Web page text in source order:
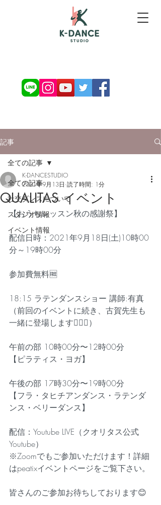
記事
全ての記事
社交ダンスについて
スタジオ情報
イベント情報
全ての記事
QUALITAS イベント
K-DANCESTUDIO
2021年9月13日 読了時間: 1分
【おうちレッスン秋の感謝祭】
配信日時：2021年9月18日(土)10時00
分～19時00分
参加費無料🆓
18:15 ラテンダンスショー 講師:有真
（前回のイベントに続き、古賀先生も
一緒に登場します🙋‍♂️✨）
午前の部 10時00分〜12時00分
【ピラティス・ヨガ】
午後の部 17時30分〜19時00分
【フラ・タヒチアンダンス・ラテンダ
ンス・ベリーダンス】
配信：Youtube LIVE（クオリタス公式
Youtube）
※Zoomでもご参加いただけます！詳細
はpeatixイベントページをご覧下さい。
皆さんのご参加お待ちしております😊